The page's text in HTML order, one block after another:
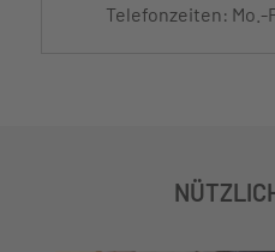
Telefonzeiten: Mo.-